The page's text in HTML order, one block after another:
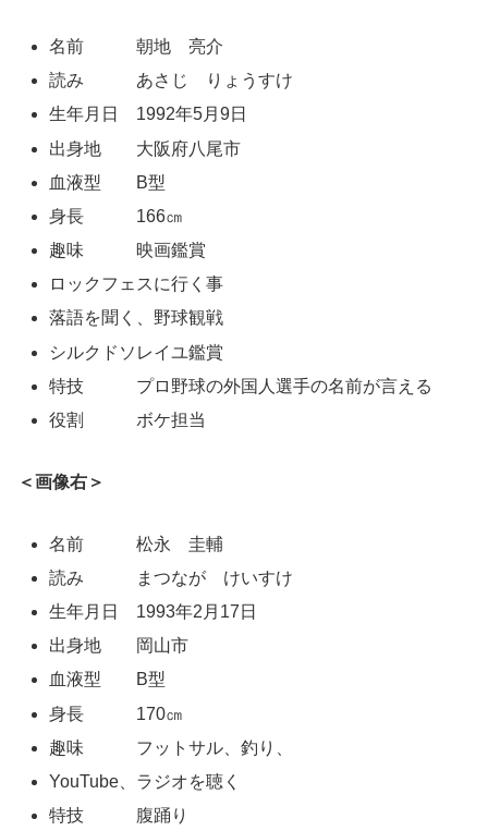
名前 朝地 亮介
読み あさじ りょうすけ
生年月日 1992年5月9日
出身地 大阪府八尾市
血液型 B型
身長 166㎝
趣味 映画鑑賞
ロックフェスに行く事
落語を聞く、野球観戦
シルクドソレイユ鑑賞
特技 プロ野球の外国人選手の名前が言える
役割 ボケ担当
＜画像右＞
名前 松永 圭輔
読み まつなが けいすけ
生年月日 1993年2月17日
出身地 岡山市
血液型 B型
身長 170㎝
趣味 フットサル、釣り、
YouTube、ラジオを聴く
特技 腹踊り